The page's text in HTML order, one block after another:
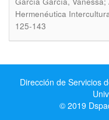
Hermenéutica
125-143
Dirección de Servicios
© 2019